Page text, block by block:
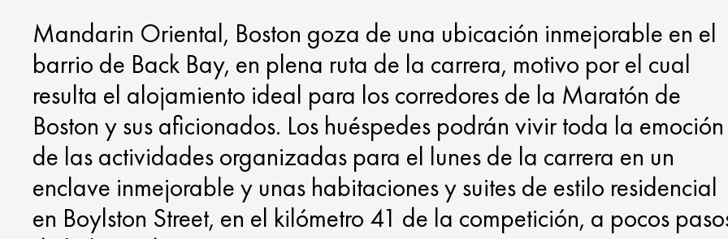
Mandarin Oriental, Boston goza de una ubicación inmejorable en el
barrio de Back Bay, en plena ruta de la carrera, motivo por el cual
resulta el alojamiento ideal para los corredores de la Maratón de
Boston y sus aficionados. Los huéspedes podrán vivir toda la emoción
de las actividades organizadas para el lunes de la carrera en un
enclave inmejorable y unas habitaciones y suites de estilo residencial
en Boylston Street, en el kilómetro 41 de la competición, a pocos